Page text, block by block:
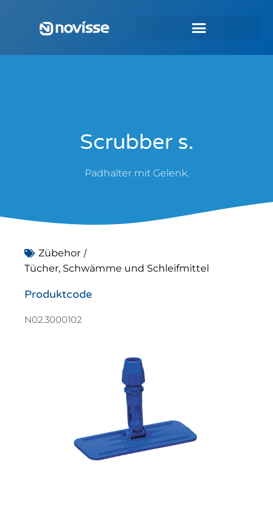
Scrubber s.
Padhalter mit Gelenk.
Zübehor /
Tücher, Schwämme und Schleifmittel
Produktcode
N02.3000102